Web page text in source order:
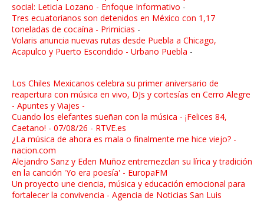
social: Leticia Lozano - Enfoque Informativo -
Tres ecuatorianos son detenidos en México con 1,17
toneladas de cocaína - Primicias -
Volaris anuncia nuevas rutas desde Puebla a Chicago,
Acapulco y Puerto Escondido - Urbano Puebla -
Los Chiles Mexicanos celebra su primer aniversario de
reapertura con música en vivo, DJs y cortesías en Cerro Alegre
- Apuntes y Viajes -
Cuando los elefantes sueñan con la música - ¡Felices 84,
Caetano! - 07/08/26 - RTVE.es
¿La música de ahora es mala o finalmente me hice viejo? -
nacion.com
Alejandro Sanz y Eden Muñoz entremezclan su lírica y tradición
en la canción 'Yo era poesía' - EuropaFM
Un proyecto une ciencia, música y educación emocional para
fortalecer la convivencia - Agencia de Noticias San Luis